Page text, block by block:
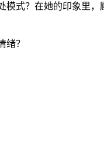
式？在她的印象里
绪？